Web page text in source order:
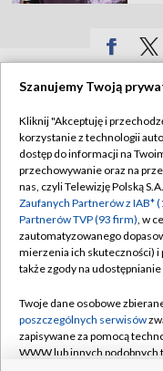
©2026 Telewizja
Szanujemy Twoją
Kliknij "Akceptuję i
korzystanie z technologii
dostęp do informacji na
przechowywanie oraz na
nas, czyli Telewizję Polską
Zaufanych Partnerów z IAB*
Partnerów TVP (93 firm), w
zautomatyzowanego
mierzenia ich skuteczności) i
także zgody na
Twoje dane osobowe
poszczególnych serwisów
zapisywane za pomocą
WWW lub innych